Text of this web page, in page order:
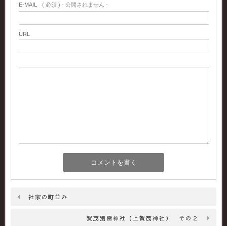
E-MAIL ( 必須 ) - 公開されません -
URL
社家の町並み
賀茂別雷神社（上賀茂神社） その２